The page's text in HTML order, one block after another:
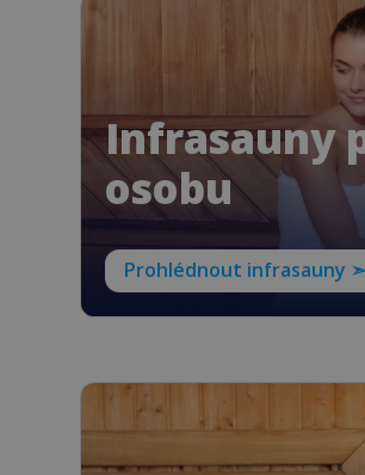
Infrasauny
osobu
Prohlédnout infrasauny